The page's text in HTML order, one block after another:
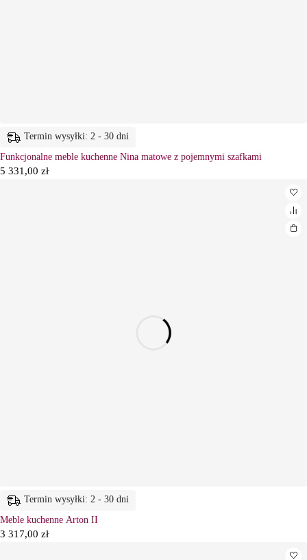
Termin wysyłki: 2 - 30 dni
Funkcjonalne meble kuchenne Nina matowe z pojemnymi szafkami
5 331,00 zł
Termin wysyłki: 2 - 30 dni
Meble kuchenne Arton II
3 317,00 zł